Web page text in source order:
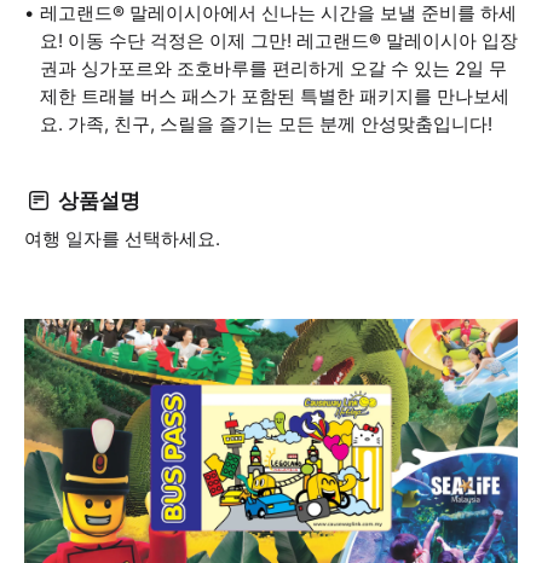
레고랜드® 말레이시아에서 신나는 시간을 보낼 준비를 하세
요! 이동 수단 걱정은 이제 그만! 레고랜드® 말레이시아 입장
권과 싱가포르와 조호바루를 편리하게 오갈 수 있는 2일 무
제한 트래블 버스 패스가 포함된 특별한 패키지를 만나보세
요. 가족, 친구, 스릴을 즐기는 모든 분께 안성맞춤입니다!
상품설명
여행 일자를 선택하세요.